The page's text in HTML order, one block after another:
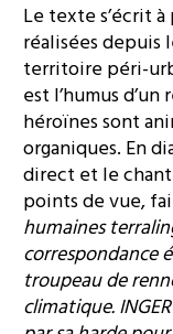
Le texte s’écrit
réalisées depuis
territoire péri-
est l’humus
héroïnes sont
organiques. En
direct et le
points de vue,
humaines
correspondance
troupeau de
climatique.